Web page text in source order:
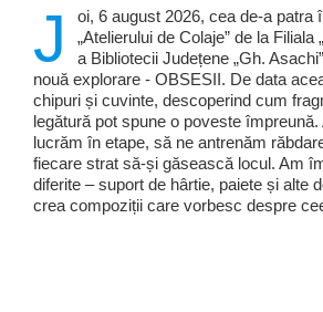
J
oi, 6 august 2026, cea de-a patra
„Atelierului de Colaje” de la Filiala
a Bibliotecii Județene „Gh.
nouă explorare - OBSESII. De data
chipuri și cuvinte, descoperind cum
legătură pot spune o poveste
lucrăm în etape, să ne antrenăm
fiecare strat să-și găsească locul. Am
diferite – suport de hârtie, paiete și alte
crea compoziții care vorbesc despre